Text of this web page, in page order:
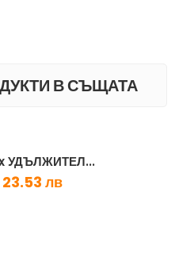
В СЪЩАТА
УДЪЛЖИТЕЛ...
23.53 лв